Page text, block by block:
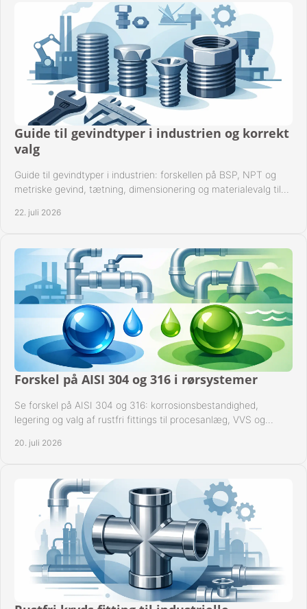
Guide til gevindtyper i industrien og korrekt
valg
Guide til gevindtyper i industrien: forskellen på BSP, NPT og
metriske gevind, tætning, dimensionering og materialevalg til
22. juli 2026
Forskel på AISI 304 og 316 i rørsystemer
Se forskel på AISI 304 og 316: korrosionsbestandighed,
legering og valg af rustfri fittings til procesanlæg, VVS og
20. juli 2026